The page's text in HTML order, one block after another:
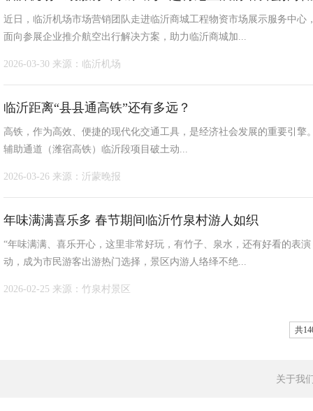
近日，临沂机场市场营销团队走进临沂商城工程物资市场展示服务中
面向参展企业推介航空出行解决方案，助力临沂商城加...
2026-03-30 来源：临沂机场
临沂距离“县县通高铁”还有多远？
高铁，作为高效、便捷的现代化交通工具，是经济社会发展的重要引擎
辅助通道（潍宿高铁）临沂段项目破土动...
2026-03-26 来源：沂蒙晚报
年味满满喜乐多 春节期间临沂竹泉村游人如织
“年味满满、喜乐开心，这里非常好玩，有竹子、泉水，还有好看的表
动，成为市民游客出游热门选择，景区内游人络绎不绝...
2026-02-25 来源：竹泉村景区
共
关于我